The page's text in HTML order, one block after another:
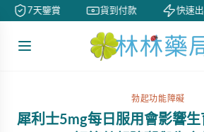
7天鑒賞 貨到付款 快速出
勃起功能障礙
犀利士5mg每日服用會影響